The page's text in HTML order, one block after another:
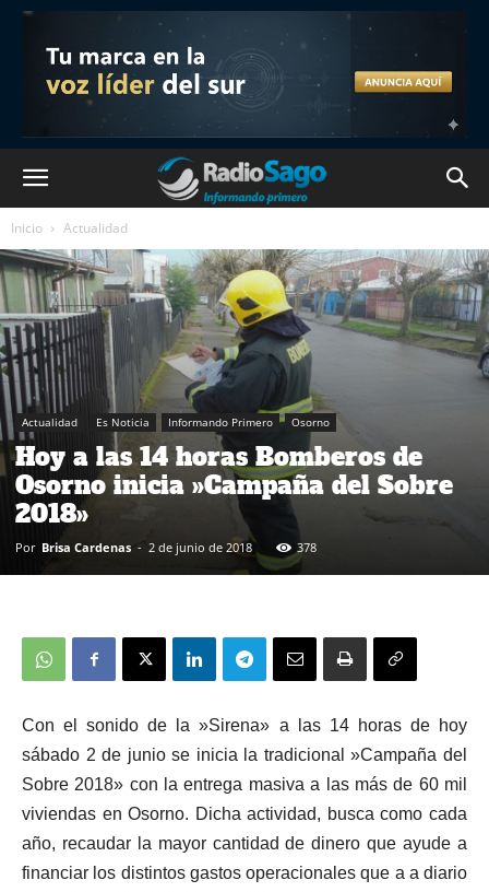
Inicio Actualidad
Actualidad Es Noticia Informando Primero Osorno
Hoy a las 14 horas Bomberos de
Osorno inicia »Campaña del Sobre
2018»
Por Brisa Cardenas - 2 de junio de 2018 378
Con el sonido de la »Sirena» a las 14 horas de hoy
sábado 2 de junio se inicia la tradicional »Campaña del
Sobre 2018» con la entrega masiva a las más de 60 mil
viviendas en Osorno. Dicha actividad, busca como cada
año, recaudar la mayor cantidad de dinero que ayude a
financiar los distintos gastos operacionales que a a diario